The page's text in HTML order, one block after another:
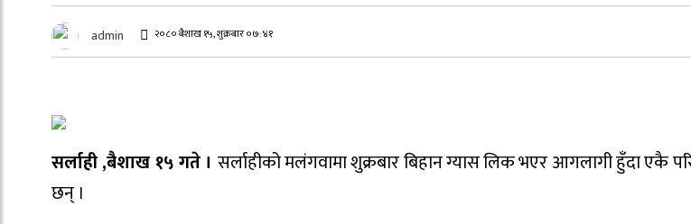
admin २०८० बैशाख १५, शुक्रबार ०७:४१
सर्लाही ,बैशाख १५ गते । सर्लाहीको मलंगवामा शुक्रबार बिहान ग्यास लिक भएर आगलागी हुँदा एकै
छन् ।